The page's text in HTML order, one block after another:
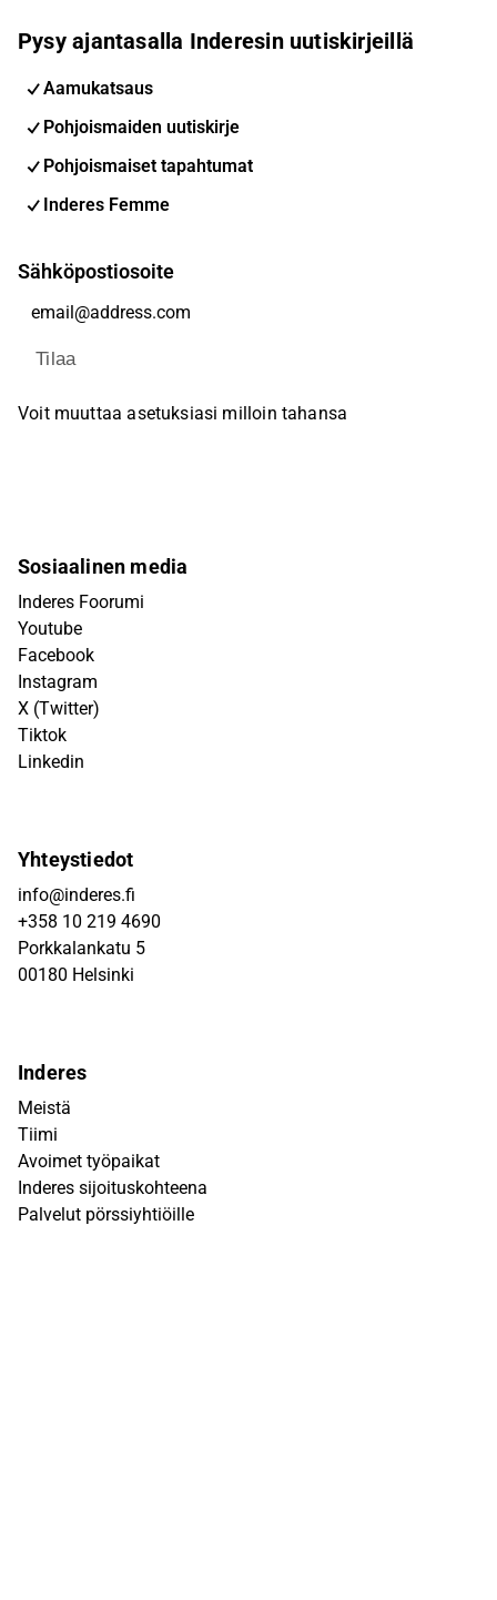
Pysy ajantasalla Inderesin uutiskirjeillä
Aamukatsaus
Pohjoismaiden uutiskirje
Pohjoismaiset tapahtumat
Inderes Femme
Sähköpostiosoite
Tilaa
Voit muuttaa asetuksiasi milloin tahansa
Sosiaalinen media
Inderes Foorumi
Youtube
Facebook
Instagram
X (Twitter)
Tiktok
Linkedin
Yhteystiedot
info@inderes.fi
+358 10 219 4690
Porkkalankatu 5
00180 Helsinki
Inderes
Meistä
Tiimi
Avoimet työpaikat
Inderes sijoituskohteena
Palvelut pörssiyhtiöille